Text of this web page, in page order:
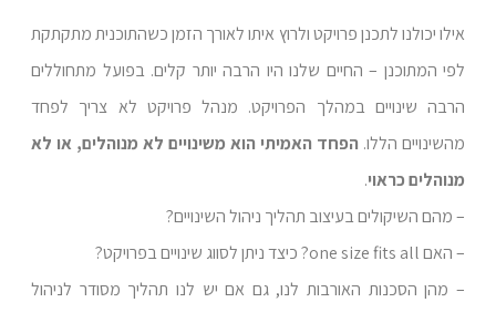
אילו יכולנו לתכנן פרויקט ולרוץ איתו לאורך הזמן כשהתוכנית מתקתקת
לפי המתוכנן – החיים שלנו היו הרבה יותר קלים. בפועל מתחוללים
הרבה שינויים במהלך הפרויקט. מנהל פרויקט לא צריך לפחד
מהשינויים הללו. הפחד האמיתי הוא משינויים לא מנוהלים, או לא
מנוהלים כראוי.
– מהם השיקולים בעיצוב תהליך ניהול השינויים?
– האם one size fits all? כיצד ניתן לסווג שינויים בפרויקט?
– מהן הסכנות האורבות לנו, גם אם יש לנו תהליך מסודר לניהול